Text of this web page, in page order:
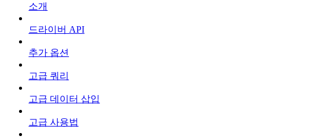
소개
드라이버 API
추가 옵션
고급 쿼리
고급 데이터 삽입
고급 사용법